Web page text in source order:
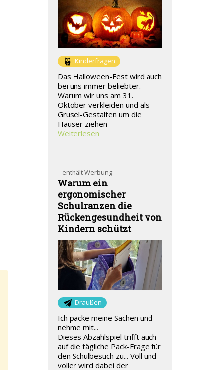
Kinderfragen
Das Halloween-Fest wird auch
bei uns immer beliebter.
Warum wir uns am 31.
Oktober verkleiden und als
Grusel-Gestalten um die
Häuser ziehen
Weiterlesen
– enthält Werbung –
Warum ein
ergonomischer
Schulranzen die
Rückengesundheit von
Kindern schützt
Draußen
Ich packe meine Sachen und
nehme mit...
Dieses Abzählspiel trifft auch
auf die tägliche Pack-Frage für
den Schulbesuch zu... Voll und
voller wird dabei der